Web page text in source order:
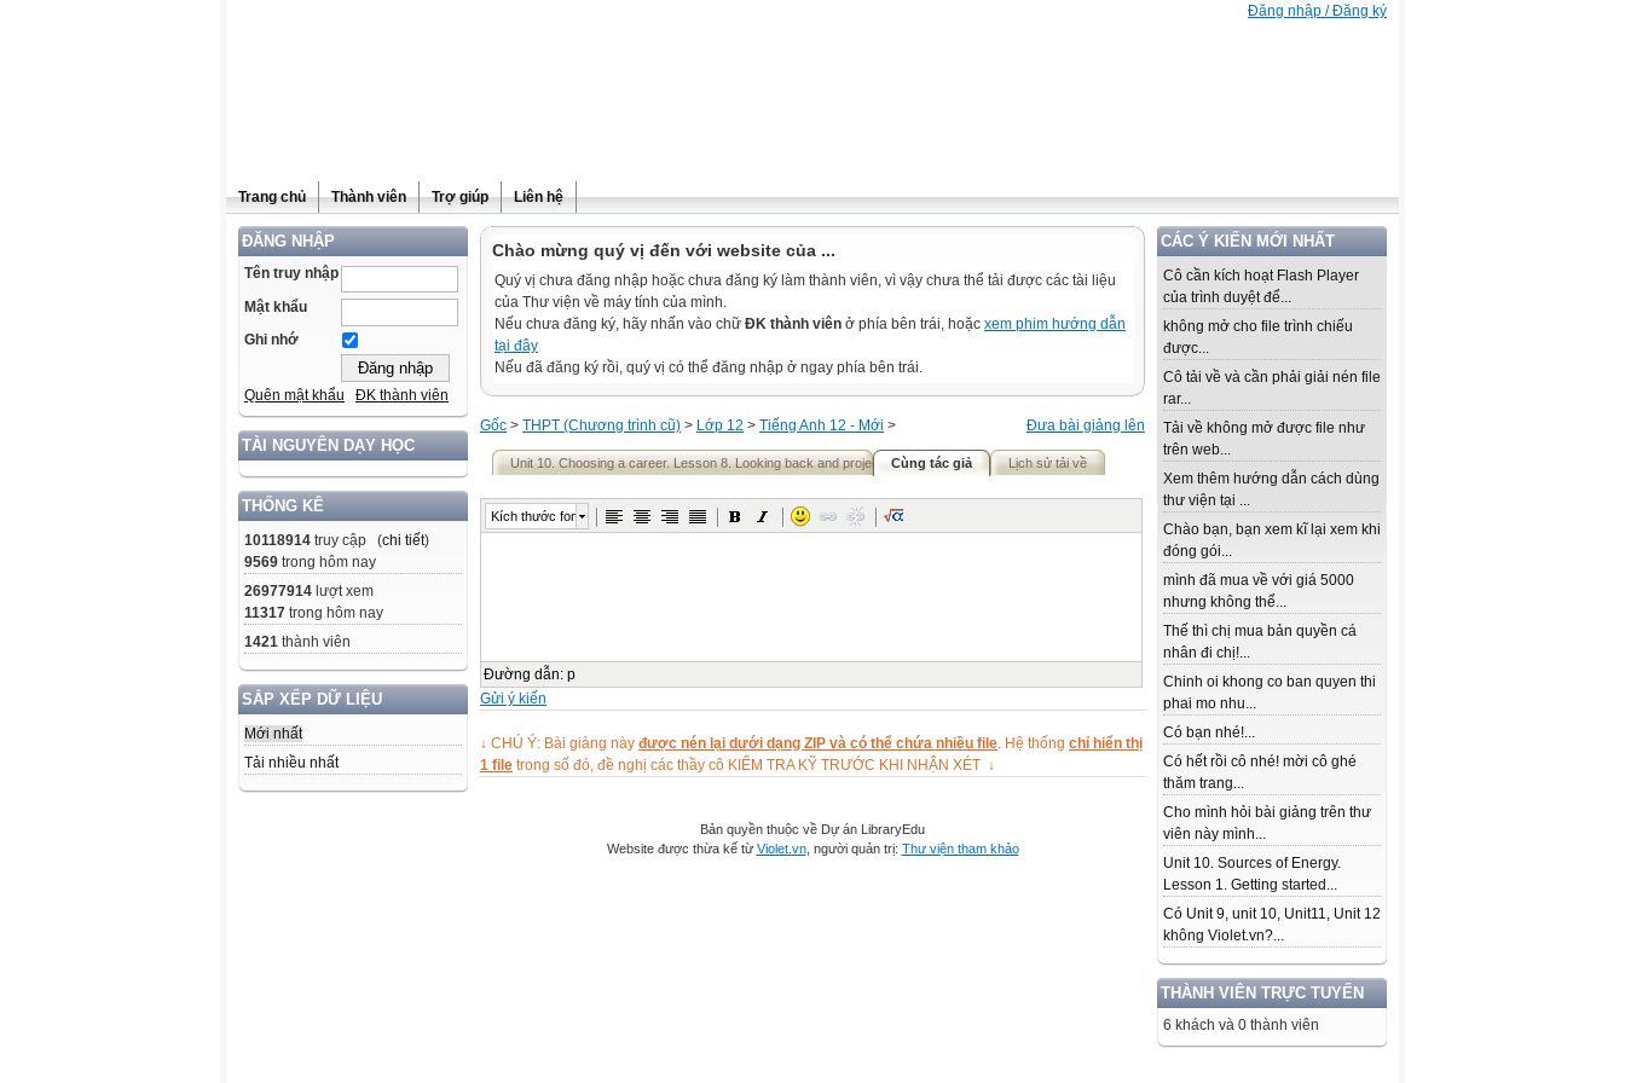
Đăng nhập / Đăng ký
Trang chủ Thành viên Trợ giúp Liên hệ
ĐĂNG NHẬP
Tên truy nhập
Mật khẩu
Ghi nhớ
Quên mật khẩu ĐK thành viên
TÀI NGUYÊN DẠY HỌC
THỐNG KÊ
10118914 truy cập (chi tiết)
9569 trong hôm nay
26977914 lượt xem
11317 trong hôm nay
1421 thành viên
SẮP XẾP DỮ LIỆU
Mới nhất
Tải nhiều nhất
CÁC Ý KIẾN MỚI NHẤT
Cô cần kích hoạt Flash Player
của trình duyệt để...
không mở cho file trình chiếu
được...
Cô tải về và cần phải giải nén file
rar...
Tải về không mở được file như
trên web...
Xem thêm hướng dẫn cách dùng
thư viện tại ...
Chào bạn, bạn xem kĩ lại xem khi
đóng gói...
mình đã mua về với giá 5000
nhưng không thể...
Thế thì chị mua bản quyền cá
nhân đi chị!...
Chinh oi khong co ban quyen thi
phai mo nhu...
Có bạn nhé!...
Có hết rồi cô nhé! mời cô ghé
thăm trang...
Cho mình hỏi bài giảng trên thư
viên này mình...
Unit 10. Sources of Energy.
Lesson 1. Getting started...
Có Unit 9, unit 10, Unit11, Unit 12
không Violet.vn?...
THÀNH VIÊN TRỰC TUYẾN
6 khách và 0 thành viên
Chào mừng quý vị đến với website của ...
Quý vị chưa đăng nhập hoặc chưa đăng ký làm thành viên, vì vậy chưa thể tải được các tài liệu
của Thư viện về máy tính của mình.
Nếu chưa đăng ký, hãy nhấn vào chữ ĐK thành viên ở phía bên trái, hoặc xem phim hướng dẫn
tại đây
Nếu đã đăng ký rồi, quý vị có thể đăng nhập ở ngay phía bên trái.
Đưa bài giảng lên
Gốc > THPT (Chương trình cũ) > Lớp 12 > Tiếng Anh 12 - Mới >
Unit 10. Choosing a career. Lesson 8. Looking back and project Cùng tác giả Lịch sử tải về
Kích thước font
Đường dẫn: p
Gửi ý kiến
↓ CHÚ Ý: Bài giảng này được nén lại dưới dạng ZIP và có thể chứa nhiều file . Hệ thống chỉ hiển thị
1 file trong số đó, đề nghị các thầy cô KIỂM TRA KỸ TRƯỚC KHI NHẬN XÉT ↓
Bản quyền thuộc về Dự án LibraryEdu
Website được thừa kế từ Violet.vn, người quản trị: Thư viện tham khảo